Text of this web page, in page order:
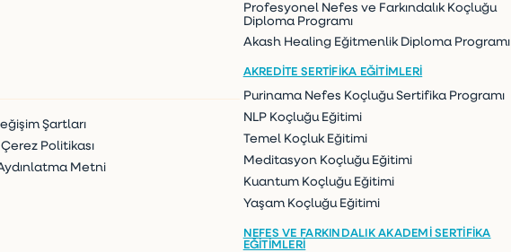
Şartları
Politikası
Metni
Profesyonel Nefes ve Farkındalık Koçluğu
Diploma Programı
Akash Healing Eğitmenlik Diploma Programı
AKREDITE SERTIFIKA EĞITIMLERI
Purinama Nefes Koçluğu Sertifika Programı
NLP Koçluğu Eğitimi
Temel Koçluk Eğitimi
Meditasyon Koçluğu Eğitimi
Kuantum Koçluğu Eğitimi
Yaşam Koçluğu Eğitimi
NEFES VE FARKINDALIK AKADEMI SERTIFIKA
EĞITIMLERI